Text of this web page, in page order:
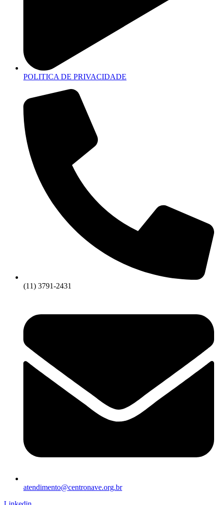
POLITICA DE PRIVACIDADE
(11) 3791-2431
atendimento@centronave.org.br